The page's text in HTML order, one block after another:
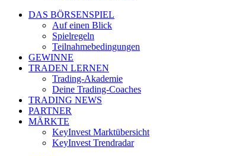
DAS BÖRSENSPIEL
Auf einen Blick
Spielregeln
Teilnahmebedingungen
GEWINNE
TRADEN LERNEN
Trading-Akademie
Deine Trading-Coaches
TRADING NEWS
PARTNER
MÄRKTE
KeyInvest Marktübersicht
KeyInvest Trendradar